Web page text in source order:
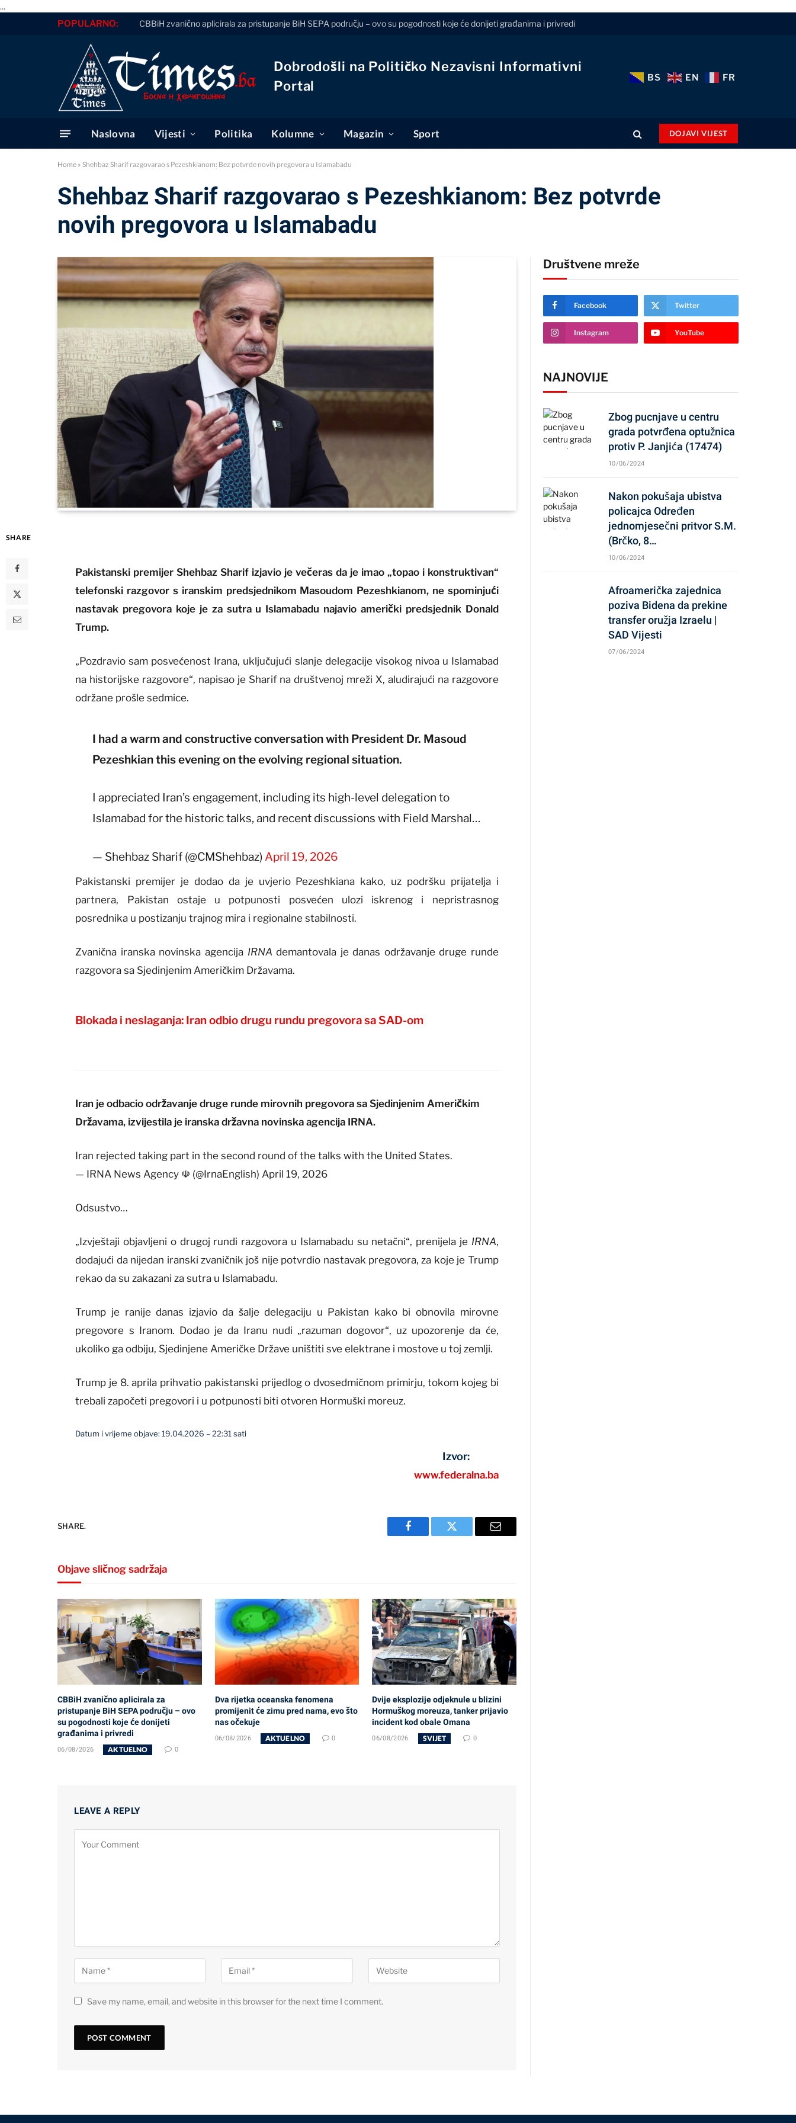
...
POPULARNO: CBBiH zvanično aplicirala za pristupanje BiH SEPA području – ovo su pogodnosti koje će donijeti građanima i privredi
Dobrodošli na Političko Nezavisni Informativni
Portal
BS EN FR
Naslovna Vijesti Politika Kolumne Magazin Sport DOJAVI VIJEST
Home » Shehbaz Sharif razgovarao s Pezeshkianom: Bez potvrde novih pregovora u Islamabadu
Shehbaz Sharif razgovarao s Pezeshkianom: Bez potvrde
novih pregovora u Islamabadu
SHARE
Pakistanski premijer Shehbaz Sharif izjavio je večeras da je imao „topao i konstruktivan“
telefonski razgovor s iranskim predsjednikom Masoudom Pezeshkianom, ne spominjući
nastavak pregovora koje je za sutra u Islamabadu najavio američki predsjednik Donald
Trump.
„Pozdravio sam posvećenost Irana, uključujući slanje delegacije visokog nivoa u Islamabad
na historijske razgovore“, napisao je Sharif na društvenoj mreži X, aludirajući na razgovore
održane prošle sedmice.
I had a warm and constructive conversation with President Dr. Masoud
Pezeshkian this evening on the evolving regional situation.
I appreciated Iran’s engagement, including its high-level delegation to
Islamabad for the historic talks, and recent discussions with Field Marshal…
— Shehbaz Sharif (@CMShehbaz) April 19, 2026
Pakistanski premijer je dodao da je uvjerio Pezeshkiana kako, uz podršku prijatelja i
partnera, Pakistan ostaje u potpunosti posvećen ulozi iskrenog i nepristrasnog
posrednika u postizanju trajnog mira i regionalne stabilnosti.
Zvanična iranska novinska agencija IRNAdemantovala je danas održavanje druge runde
razgovora sa Sjedinjenim Američkim Državama.
Blokada i neslaganja: Iran odbio drugu rundu pregovora sa SAD-om
Iran je odbacio održavanje druge runde mirovnih pregovora sa Sjedinjenim Američkim
Državama, izvijestila je iranska državna novinska agencija IRNA.
Iran rejected taking part in the second round of the talks with the United States.
— IRNA News Agency ☫ (@IrnaEnglish) April 19, 2026
Odsustvo…
„Izvještaji objavljeni o drugoj rundi razgovora u Islamabadu su netačni“, prenijela je IRNA,
dodajući da nijedan iranski zvaničnik još nije potvrdio nastavak pregovora, za koje je Trump
rekao da su zakazani za sutra u Islamabadu.
Trump je ranije danas izjavio da šalje delegaciju u Pakistan kako bi obnovila mirovne
pregovore s Iranom. Dodao je da Iranu nudi „razuman dogovor“, uz upozorenje da će,
ukoliko ga odbiju, Sjedinjene Američke Države uništiti sve elektrane i mostove u toj zemlji.
Trump je 8. aprila prihvatio pakistanski prijedlog o dvosedmičnom primirju, tokom kojeg bi
trebali započeti pregovori i u potpunosti biti otvoren Hormuški moreuz.
Datum i vrijeme objave: 19.04.2026 – 22:31 sati
Izvor:
www.federalna.ba
SHARE.
Facebook Twitter Email
Objave sličnog sadržaja
CBBiH zvanično aplicirala za
pristupanje BiH SEPA području – ovo
su pogodnosti koje će donijeti
građanima i privredi
06/08/2026 AKTUELNO 0
Dva rijetka oceanska fenomena
promijenit će zimu pred nama, evo što
nas očekuje
06/08/2026 AKTUELNO 0
Dvije eksplozije odjeknule u blizini
Hormuškog moreuza, tanker prijavio
incident kod obale Omana
06/08/2026 SVIJET 0
LEAVE A REPLY
Save my name, email, and website in this browser for the next time I comment.
Društvene mreže
Facebook Twitter
Instagram YouTube
NAJNOVIJE
Zbog pucnjave u centru
grada potvrđena optužnica
protiv P. Janjića (17474)
10/06/2024
Nakon pokušaja ubistva
policajca Određen
jednomjesečni pritvor S.M.
(Brčko, 8…
10/06/2024
Afroamerička zajednica
poziva Bidena da prekine
transfer oružja Izraelu |
SAD Vijesti
07/06/2024